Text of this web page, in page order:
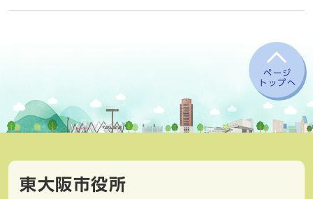
ページ
トップへ
東大阪市役所